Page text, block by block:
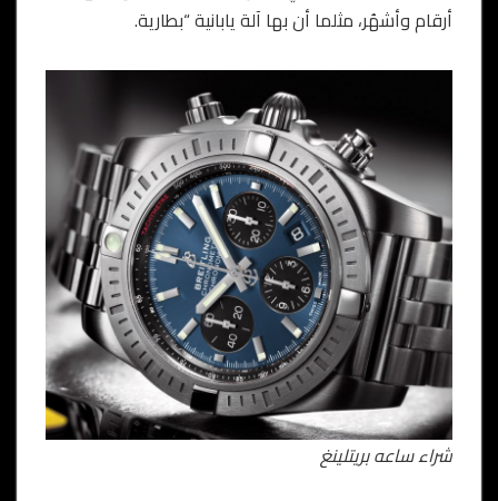
أرقام وأشهُر، مثلما أن بها آلة يابانية “بطارية.
شراء ساعه بريتلينغ